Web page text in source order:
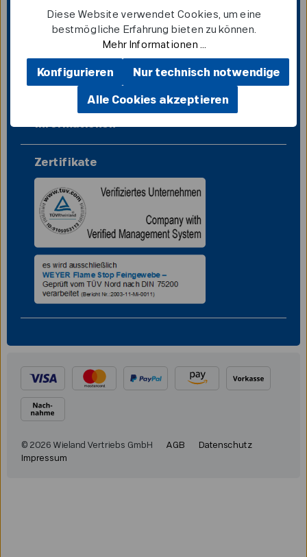
Shop Service
Vertrag widerrufen
Informationen
Zertifikate
© 2026 Wieland Vertriebs GmbH AGB
Datenschutz
Impressum
Diese Website verwendet Cookies, um eine
bestmögliche Erfahrung bieten zu können.
Mehr Informationen ...
Nur technisch notwendige
Konfigurieren
Alle Cookies akzeptieren